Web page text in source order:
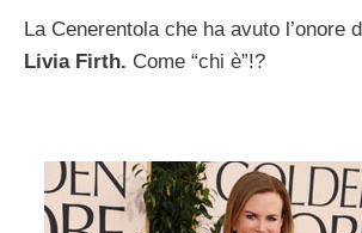
La Cenerentola che ha avuto l’onore
Livia Firth. Come “chi è”!?